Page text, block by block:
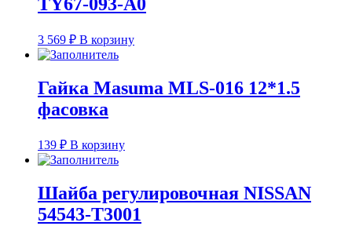
3 569 ₽ В корзину
Гайка Masuma MLS-016 12*1.5
фасовка
139 ₽ В корзину
Шайба регулировочная NISSAN
54543-T3001